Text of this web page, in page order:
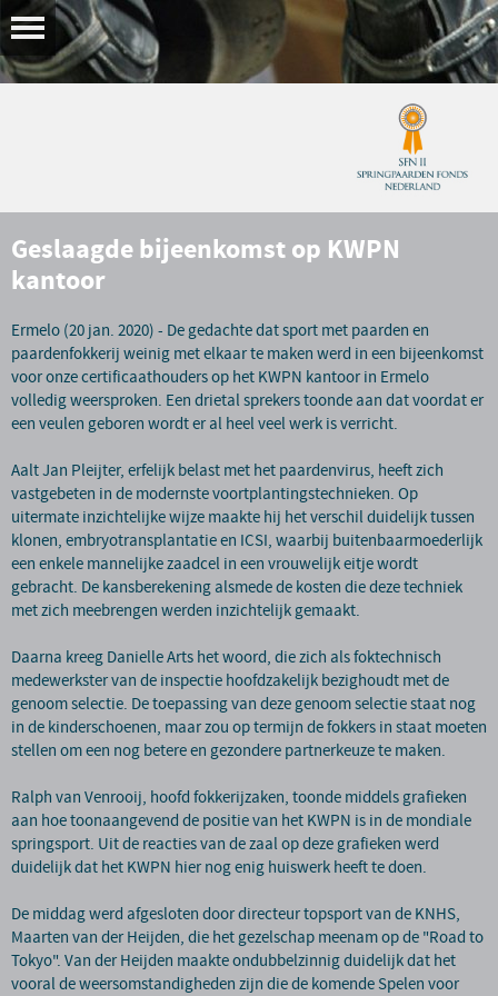
Geslaagde bijeenkomst op KWPN
kantoor
Ermelo (20 jan. 2020) - De gedachte dat sport met paarden en
paardenfokkerij weinig met elkaar te maken werd in een bijeenkomst
voor onze certificaathouders op het KWPN kantoor in Ermelo
volledig weersproken. Een drietal sprekers toonde aan dat voordat er
een veulen geboren wordt er al heel veel werk is verricht.
Aalt Jan Pleijter, erfelijk belast met het paardenvirus, heeft zich
vastgebeten in de modernste voortplantingstechnieken. Op
uitermate inzichtelijke wijze maakte hij het verschil duidelijk tussen
klonen, embryotransplantatie en ICSI, waarbij buitenbaarmoederlijk
een enkele mannelijke zaadcel in een vrouwelijk eitje wordt
gebracht. De kansberekening alsmede de kosten die deze techniek
met zich meebrengen werden inzichtelijk gemaakt.
Daarna kreeg Danielle Arts het woord, die zich als foktechnisch
medewerkster van de inspectie hoofdzakelijk bezighoudt met de
genoom selectie. De toepassing van deze genoom selectie staat nog
in de kinderschoenen, maar zou op termijn de fokkers in staat moeten
stellen om een nog betere en gezondere partnerkeuze te maken.
Ralph van Venrooij, hoofd fokkerijzaken, toonde middels grafieken
aan hoe toonaangevend de positie van het KWPN is in de mondiale
springsport. Uit de reacties van de zaal op deze grafieken werd
duidelijk dat het KWPN hier nog enig huiswerk heeft te doen.
De middag werd afgesloten door directeur topsport van de KNHS,
Maarten van der Heijden, die het gezelschap meenam op de "Road to
Tokyo". Van der Heijden maakte ondubbelzinnig duidelijk dat het
vooral de weersomstandigheden zijn die de komende Spelen voor